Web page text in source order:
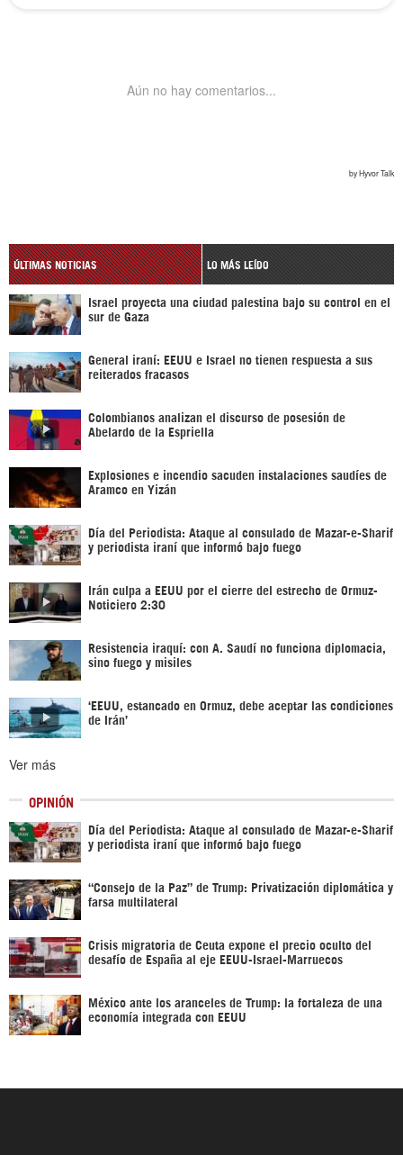
ÚLTIMAS NOTICIAS LO MÁS LEÍDO
Israel proyecta una ciudad palestina bajo su control en el
sur de Gaza
General iraní: EEUU e Israel no tienen respuesta a sus
reiterados fracasos
Colombianos analizan el discurso de posesión de
Abelardo de la Espriella
Explosiones e incendio sacuden instalaciones saudíes de
Aramco en Yizán
Día del Periodista: Ataque al consulado de Mazar-e-Sharif
y periodista iraní que informó bajo fuego
Irán culpa a EEUU por el cierre del estrecho de Ormuz-
Noticiero 2:30
Resistencia iraquí: con A. Saudí no funciona diplomacia,
sino fuego y misiles
‘EEUU, estancado en Ormuz, debe aceptar las condiciones
de Irán’
Ver más
OPINIÓN
Día del Periodista: Ataque al consulado de Mazar-e-Sharif
y periodista iraní que informó bajo fuego
“Consejo de la Paz” de Trump: Privatización diplomática y
farsa multilateral
Crisis migratoria de Ceuta expone el precio oculto del
desafío de España al eje EEUU-Israel-Marruecos
México ante los aranceles de Trump: la fortaleza de una
economía integrada con EEUU